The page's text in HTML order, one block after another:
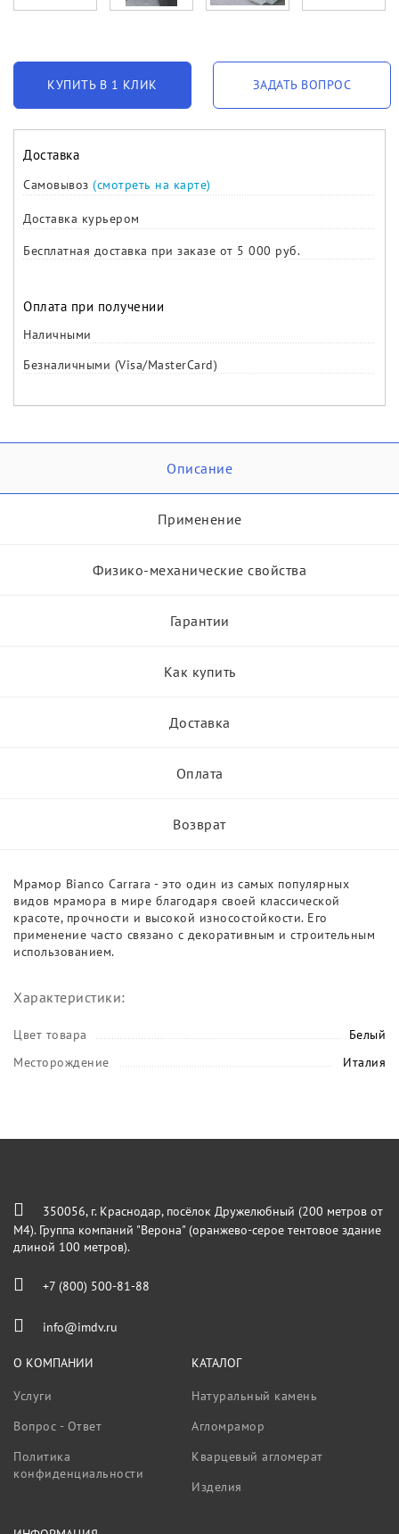
КУПИТЬ В 1 КЛИК ЗАДАТЬ ВОПРОС
Доставка
Самовывоз (смотреть на карте)
Доставка курьером
Бесплатная доставка при заказе от 5 000 руб.
Оплата при получении
Наличными
Безналичными (Visa/MasterCard)
Описание
Применение
Физико-механические свойства
Гарантии
Как купить
Доставка
Оплата
Возврат
Мрамор Bianco Carrara - это один из самых популярных
видов мрамора в мире благодаря своей классической
красоте, прочности и высокой износостойкости. Его
применение часто связано с декоративным и строительным
использованием.
Характеристики:
Цвет товара
Белый
Месторождение
Италия
350056, г. Краснодар, посёлок Дружелюбный (200 метров от
М4). Группа компаний "Верона" (оранжево-серое тентовое здание
длиной 100 метров).
+7 (800) 500-81-88
info@imdv.ru
О КОМПАНИИ
Услуги
Вопрос - Ответ
Политика
конфиденциальности
КАТАЛОГ
Натуральный камень
Агломрамор
Кварцевый агломерат
Изделия